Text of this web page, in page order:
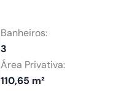
Banheiros:
3
Área Privativa:
110,65 m²